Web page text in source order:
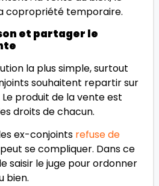
copropriété temporaire.
et partager le
la plus simple, surtout
souhaitent repartir sur
produit de la vente est
droits de chacun.
ex-conjoints refuse de
se compliquer. Dans ce
saisir le juge pour ordonner
bien.